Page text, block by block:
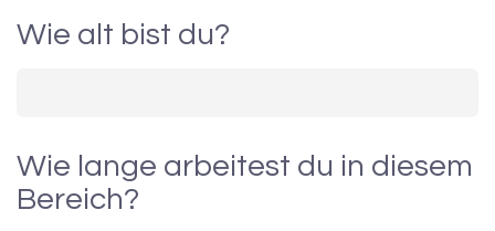
Wie alt bist du?
Wie lange arbeitest du in diesem
Bereich?